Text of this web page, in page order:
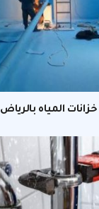
المياه بالرياض